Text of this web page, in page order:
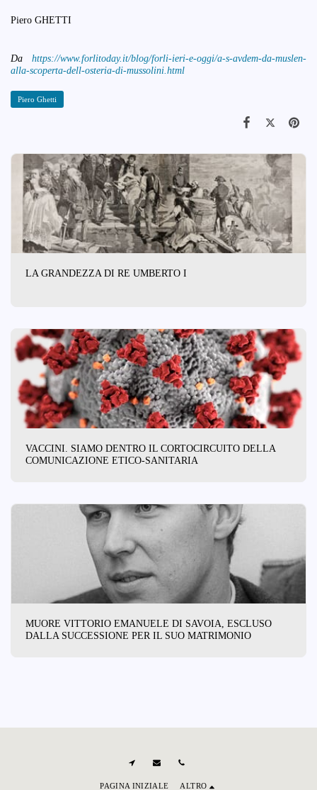
Piero GHETTI
Da https://www.forlitoday.it/blog/forli-ieri-e-oggi/a-s-avdem-da-muslen-
alla-scoperta-dell-osteria-di-mussolini.html
Piero Ghetti
LA GRANDEZZA DI RE UMBERTO I
VACCINI. SIAMO DENTRO IL CORTOCIRCUITO DELLA
COMUNICAZIONE ETICO-SANITARIA
MUORE VITTORIO EMANUELE DI SAVOIA, ESCLUSO
DALLA SUCCESSIONE PER IL SUO MATRIMONIO
PAGINA INIZIALE ALTRO